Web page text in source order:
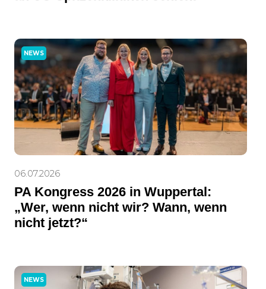
NEWS
06.07.2026
PA Kongress 2026 in Wuppertal:
„Wer, wenn nicht wir? Wann, wenn
nicht jetzt?“
NEWS